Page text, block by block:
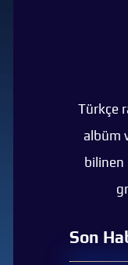
Türkçe
albüm
bilinen
Son